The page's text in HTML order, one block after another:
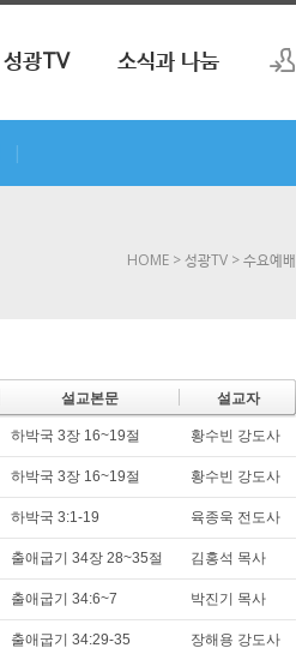
성광TV 소식과 나눔
|
HOME > 성광TV > 수요예배
설교본문 설교자
하박국 3장 16~19절 황수빈 강도사
하박국 3장 16~19절 황수빈 강도사
하박국 3:1-19 육종욱 전도사
출애굽기 34장 28~35절 김홍석 목사
출애굽기 34:6~7 박진기 목사
출애굽기 34:29-35 장해용 강도사